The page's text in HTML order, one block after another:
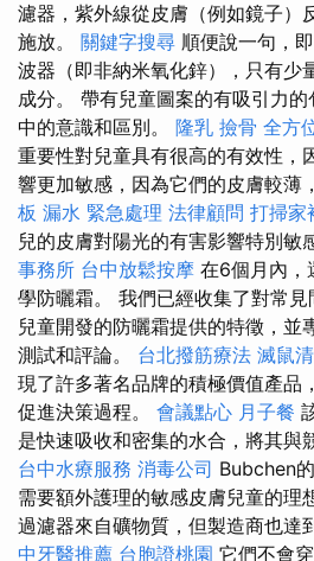
濾器，紫外線從皮膚（例如鏡子）
施放。 關鍵字搜尋 順便說一句，
波器（即非納米氧化鋅），只有少
成分。 帶有兒童圖案的有吸引力
中的意識和區別。 隆乳 撿骨 全方
重要性對兒童具有很高的有效性，
響更加敏感，因為它們的皮膚較薄
板 漏水 緊急處理 法律顧問 打掃家
兒的皮膚對陽光的有害影響特別敏
事務所 台中放鬆按摩 在6個月內，
學防曬霜。 我們已經收集了對常
兒童開發的防曬霜提供的特徵，並
測試和評論。 台北撥筋療法 滅鼠
現了許多著名品牌的積極價值產品
促進決策過程。 會議點心 月子餐
是快速吸收和密集的水合，將其與
台中水療服務 消毒公司 Bubchen
需要額外護理的敏感皮膚兒童的理
過濾器來自礦物質，但製造商也達
中牙醫推薦 台胞證桃園 它們不會